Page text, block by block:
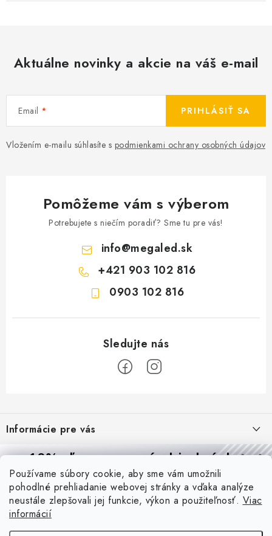
Používame súbory cookie, aby sme vám umožnili
pohodlné prehliadanie webovej stránky a vďaka analýze
neustále zlepšovali jej funkcie, výkon a použiteľnosť. Viac
informácií
Aktuálne novinky a akcie na váš e-mail
Email
Vložením e-mailu súhlasíte s podmienkami ochrany osobných údajov
PRIHLÁSIŤ SA
Pomôžeme vám s výberom
Potrebujete s niečím poradiť? Sme tu pre vás!
info@megaled.sk
+421 903 102 816
0903 102 816
p
ä
Informácie pre vás
Reklamácie a formulár na odstúpenie od zmluvy
Obchodné podmienky
Podmienky ochrany osobných údajov
O nás - MEGALED & JANTON Zákamenné
Blog
PIR vs. mikrovlnný senzor: ktorý je lepší a kedy ho použiť? +
vysvetlenie daylight senzoru
10% zľavana prvú objednávku
Prihláste sa azískajtezľavu aj praktické tipy,vďaka ktorým
budete svietiť lepšie a platiť menej.